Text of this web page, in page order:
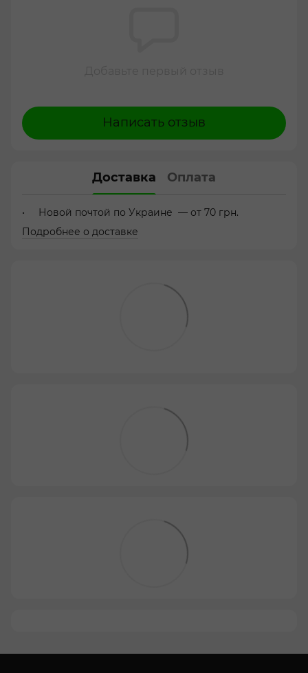
Написать отзыв
Доставка Оплата
Новой почтой по Украине — от 70 грн.
Подробнее о доставке